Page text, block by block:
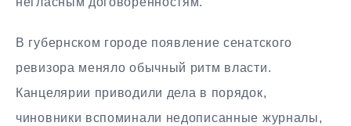
В губернском городе появление сенатского
ревизора меняло обычный ритм власти.
Канцелярии приводили дела в порядок,
чиновники вспоминали недописанные журналы,